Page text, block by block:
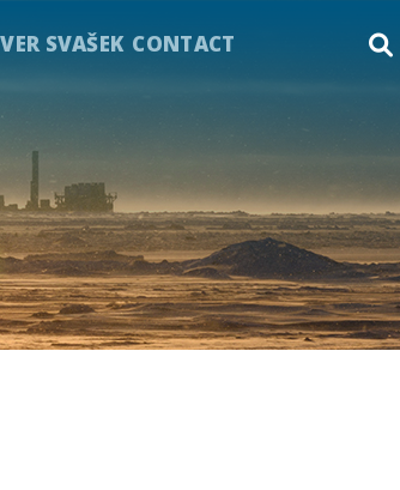
SVAŠEK CONTACT